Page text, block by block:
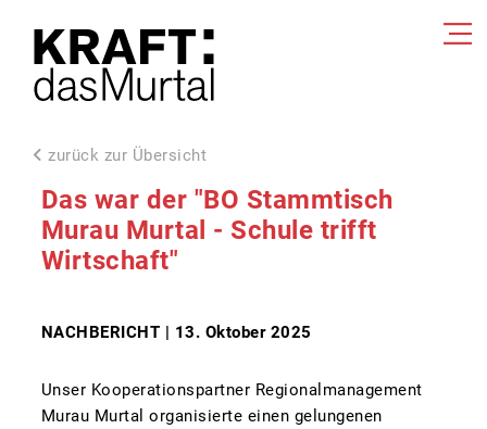
zurück zur Übersicht
Das war der "BO Stammtisch
Murau Murtal - Schule trifft
Wirtschaft"
NACHBERICHT | 13. Oktober 2025
Unser Kooperationspartner Regionalmanagement
Murau Murtal organisierte einen gelungenen